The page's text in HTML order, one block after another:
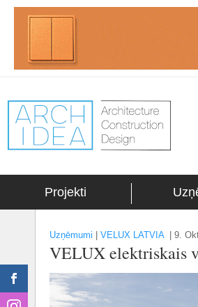
Projekti
Uzņēmumi VELUX LATVIA| 9.
VELUX elektriskais